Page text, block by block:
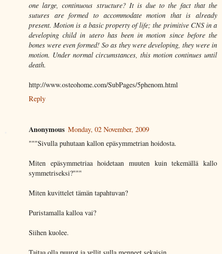
one large, continuous structure? It is due to the fact that the
sutures are formed to accommodate motion that is already
present. Motion is a basic property of life; the primitive CNS in a
developing child in utero has been in motion since before the
bones were even formed! So as they were developing, they were in
motion. Under normal circumstances, this motion continues until
death.
http://www.osteohome.com/SubPages/5phenom.html
Reply
Anonymous Monday, 02 November, 2009
"""Sivulla puhutaan kallon epäsymmetrian hoidosta.
Miten epäsymmetriaa hoidetaan muuten kuin tekemällä kallo
symmetriseksi?"""
Miten kuvittelet tämän tapahtuvan?
Puristamalla kalloa vai?
Siihen kuolee.